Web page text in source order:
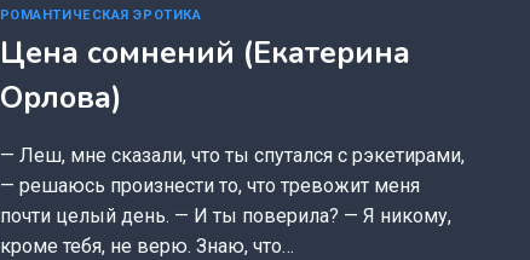
РОМАНТИЧЕСКАЯ ЭРОТИКА
Цена сомнений (Екатерина
Орлова)
— Леш, мне сказали, что ты спутался с рэкетирами,
— решаюсь произнести то, что тревожит меня
почти целый день. — И ты поверила? — Я никому,
кроме тебя, не верю. Знаю, что…